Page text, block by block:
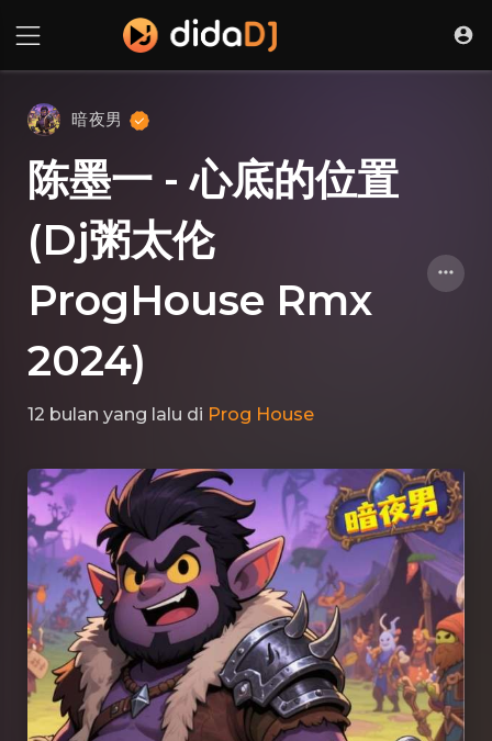
暗夜男
陈墨一 - 心底的位置
(Dj粥太伦
ProgHouse Rmx
2024)
12 bulan yang lalu di Prog House